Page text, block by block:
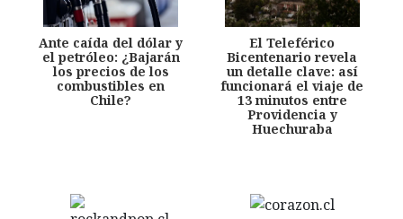
Ante caída del dólar y
el petróleo: ¿Bajarán
los precios de los
combustibles en
Chile?
El Teleférico
Bicentenario revela
un detalle clave: así
funcionará el viaje de
13 minutos entre
Providencia y
Huechuraba